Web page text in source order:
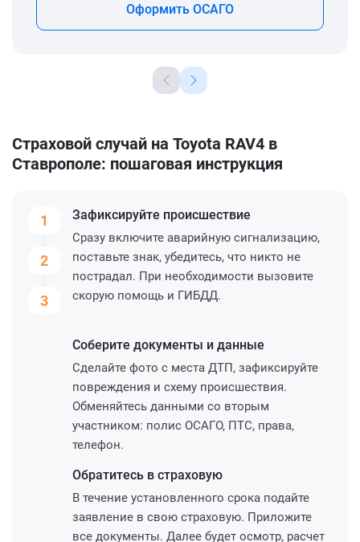
Оформить ОСАГО
Страховой случай на Toyota RAV4 в
Ставрополе: пошаговая инструкция
1
2
3
Зафиксируйте происшествие
Сразу включите аварийную сигнализацию,
поставьте знак, убедитесь, что никто не
пострадал. При необходимости вызовите
скорую помощь и ГИБДД.
Соберите документы и данные
Сделайте фото с места ДТП, зафиксируйте
повреждения и схему происшествия.
Обменяйтесь данными со вторым
участником: полис ОСАГО, ПТС, права,
телефон.
Обратитесь в страховую
В течение установленного срока подайте
заявление в свою страховую. Приложите
все документы. Далее будет осмотр, расчет